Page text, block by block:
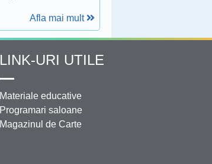
Afla mai mult
LINK-URI UTILE
Materiale educative
Programari saloane
Magazinul de Carte